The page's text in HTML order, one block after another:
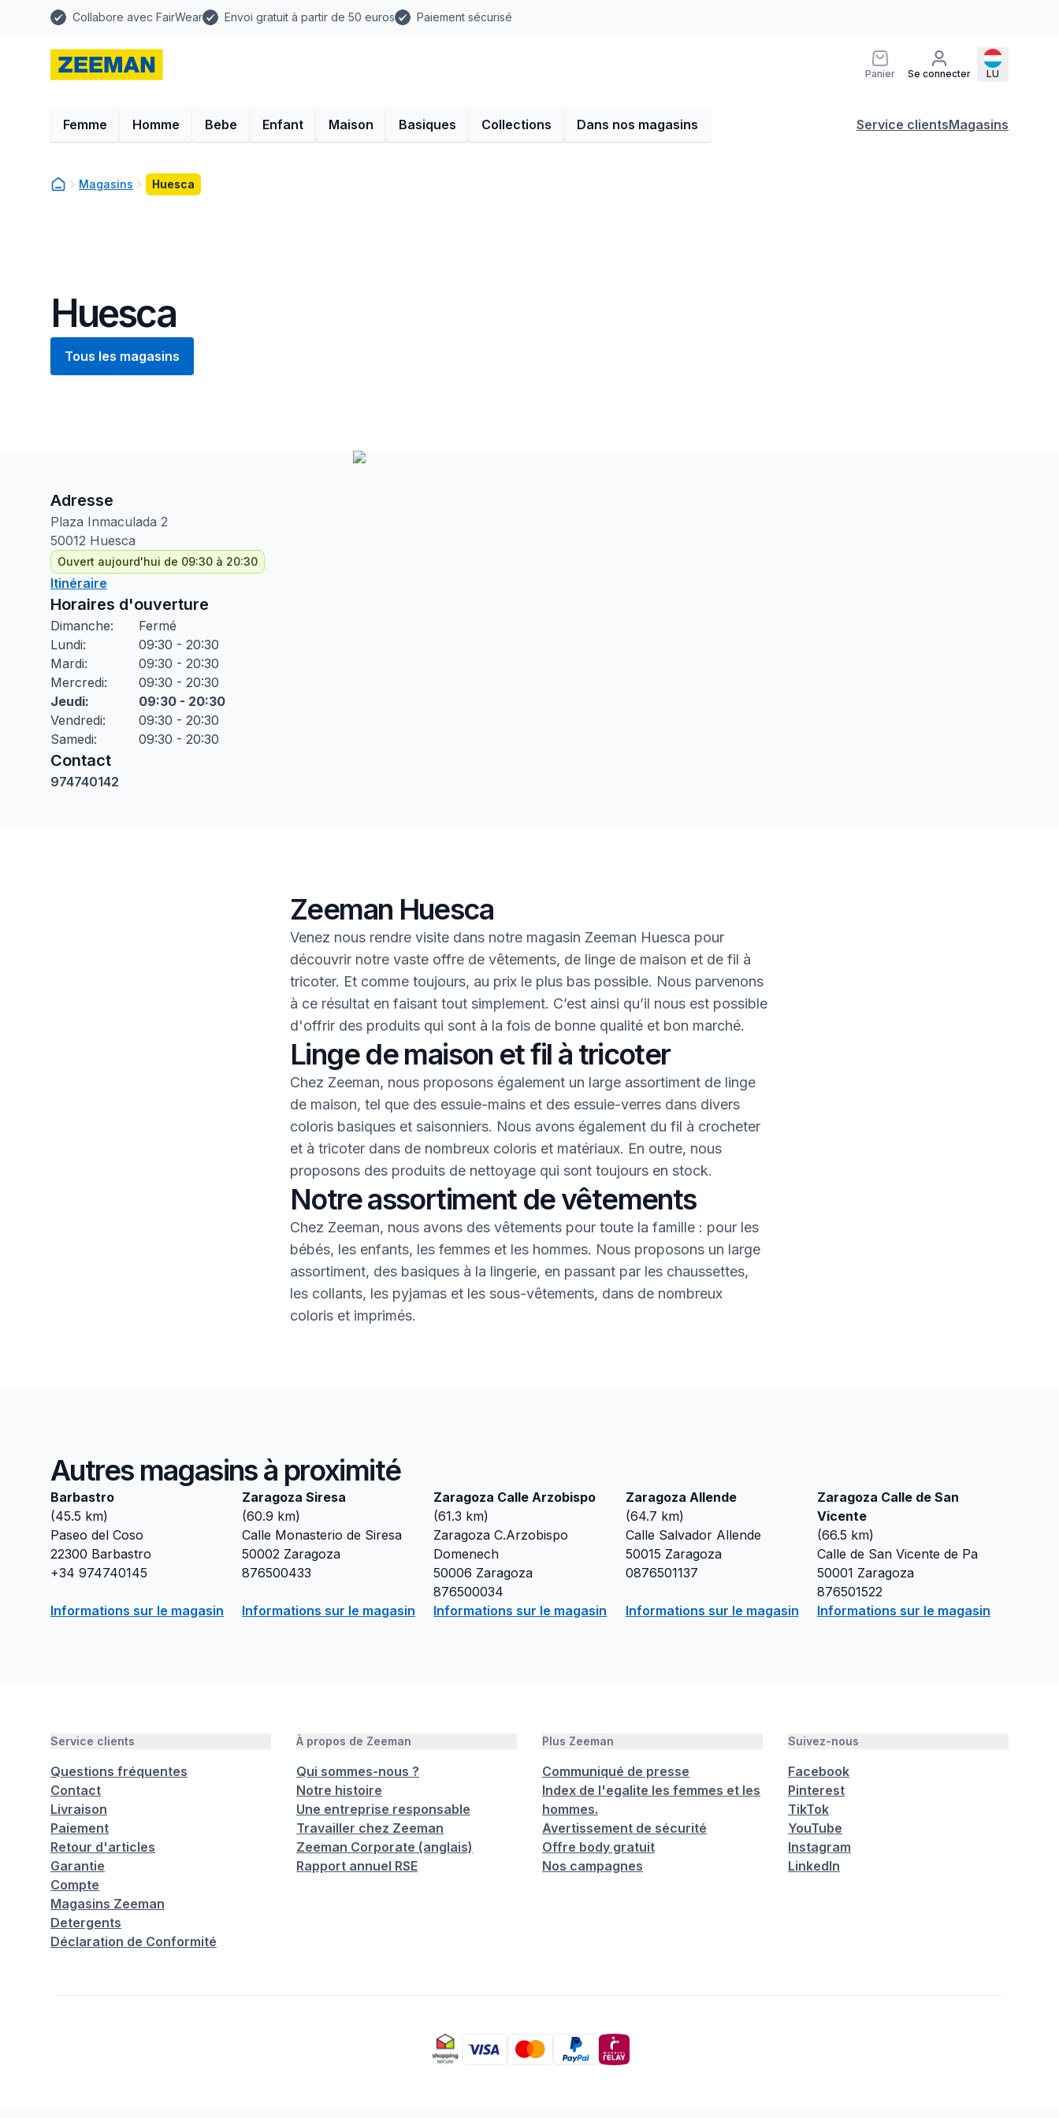
Collabore avec FairWear Envoi gratuit à partir de 50 euros Paiement sécurisé
Panier Se connecter LU
Femme Homme Bebe Enfant Maison Basiques Collections Dans nos magasins Service clientsMagasins
Magasins Huesca
Huesca
Tous les magasins
Adresse
Plaza Inmaculada 2
50012 Huesca
Ouvert aujourd'hui de 09:30 à 20:30
Itinéraire
Horaires d'ouverture
Dimanche:
Fermé
Lundi:
09:30 - 20:30
Mardi:
09:30 - 20:30
Mercredi:
09:30 - 20:30
Jeudi:
09:30 - 20:30
Vendredi:
09:30 - 20:30
Samedi: 09:30 - 20:30
Contact
974740142
Zeeman Huesca
Venez nous rendre visite dans notre magasin Zeeman Huesca pour
découvrir notre vaste offre de vêtements, de linge de maison et de fil à
tricoter. Et comme toujours, au prix le plus bas possible. Nous parvenons
à ce résultat en faisant tout simplement. C’est ainsi qu’il nous est possible
d'offrir des produits qui sont à la fois de bonne qualité et bon marché.
Linge de maison et fil à tricoter
Chez Zeeman, nous proposons également un large assortiment de linge
de maison, tel que des essuie-mains et des essuie-verres dans divers
coloris basiques et saisonniers. Nous avons également du fil à crocheter
et à tricoter dans de nombreux coloris et matériaux. En outre, nous
proposons des produits de nettoyage qui sont toujours en stock.
Notre assortiment de vêtements
Chez Zeeman, nous avons des vêtements pour toute la famille : pour les
bébés, les enfants, les femmes et les hommes. Nous proposons un large
assortiment, des basiques à la lingerie, en passant par les chaussettes,
les collants, les pyjamas et les sous-vêtements, dans de nombreux
coloris et imprimés.
Autres magasins à proximité
Barbastro
(45.5 km)
Paseo del Coso
22300 Barbastro
+34 974740145
Informations sur le magasin
Zaragoza Siresa
(60.9 km)
Calle Monasterio de Siresa
50002 Zaragoza
876500433
Informations sur le magasin
Zaragoza Calle Arzobispo
(61.3 km)
Zaragoza C.Arzobispo
Domenech
50006 Zaragoza
876500034
Informations sur le magasin
Zaragoza Allende
(64.7 km)
Calle Salvador Allende
50015 Zaragoza
0876501137
Informations sur le magasin
Zaragoza Calle de San
Vicente
(66.5 km)
Calle de San Vicente de Pa
50001 Zaragoza
876501522
Informations sur le magasin
Service clients
Questions fréquentes
Contact
Livraison
Paiement
Retour d'articles
Garantie
Compte
Magasins Zeeman
Detergents
Déclaration de Conformité
À propos de Zeeman
Qui sommes-nous ?
Notre histoire
Une entreprise responsable
Travailler chez Zeeman
Zeeman Corporate (anglais)
Rapport annuel RSE
Plus Zeeman
Communiqué de presse
Index de l'egalite les femmes et les
hommes.
Avertissement de sécurité
Offre body gratuit
Nos campagnes
Suivez-nous
Facebook
Pinterest
TikTok
YouTube
Instagram
LinkedIn